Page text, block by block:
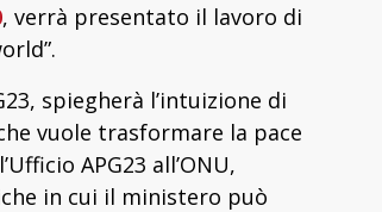
, verrà presentato il lavoro di
spiegherà l’intuizione di
vuole trasformare la pace
APG23 all’ONU,
in cui il ministero può